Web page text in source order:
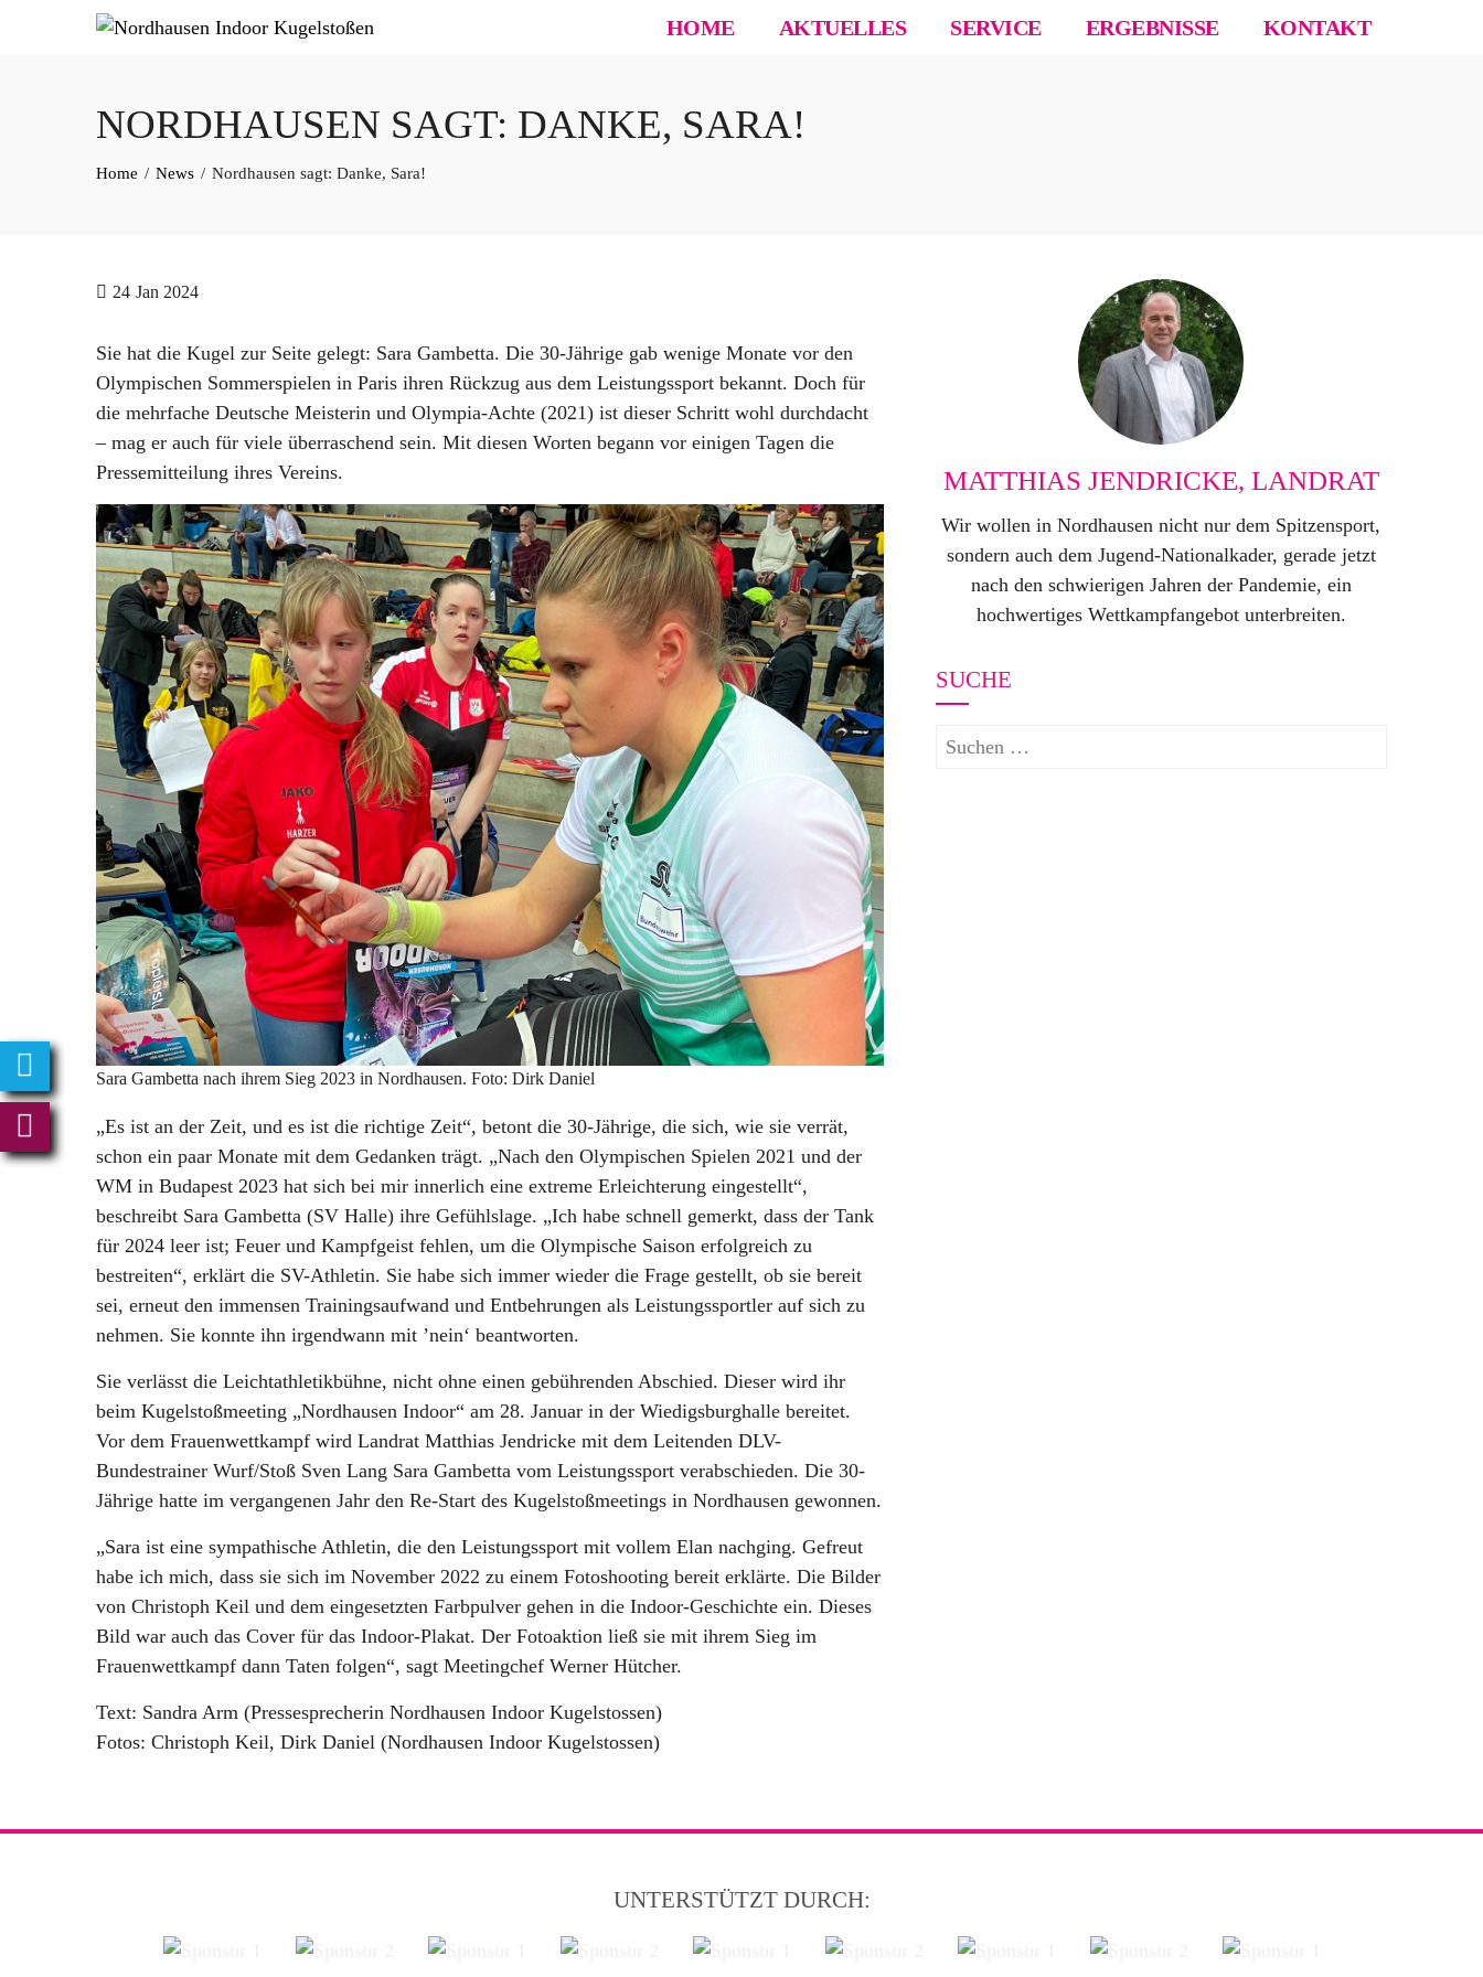
HOME AKTUELLES SERVICE ERGEBNISSE KONTAKT
NORDHAUSEN SAGT: DANKE, SARA!
Home News Nordhausen sagt: Danke, Sara!
24 Jan 2024
Sie hat die Kugel zur Seite gelegt: Sara Gambetta. Die 30-Jährige gab wenige Monate vor den
Olympischen Sommerspielen in Paris ihren Rückzug aus dem Leistungssport bekannt. Doch für
die mehrfache Deutsche Meisterin und Olympia-Achte (2021) ist dieser Schritt wohl durchdacht
– mag er auch für viele überraschend sein. Mit diesen Worten begann vor einigen Tagen die
Pressemitteilung ihres Vereins.
Sara Gambetta nach ihrem Sieg 2023 in Nordhausen. Foto: Dirk Daniel
„Es ist an der Zeit, und es ist die richtige Zeit“, betont die 30-Jährige, die sich, wie sie verrät,
schon ein paar Monate mit dem Gedanken trägt. „Nach den Olympischen Spielen 2021 und der
WM in Budapest 2023 hat sich bei mir innerlich eine extreme Erleichterung eingestellt“,
beschreibt Sara Gambetta (SV Halle) ihre Gefühlslage. „Ich habe schnell gemerkt, dass der Tank
für 2024 leer ist; Feuer und Kampfgeist fehlen, um die Olympische Saison erfolgreich zu
bestreiten“, erklärt die SV-Athletin. Sie habe sich immer wieder die Frage gestellt, ob sie bereit
sei, erneut den immensen Trainingsaufwand und Entbehrungen als Leistungssportler auf sich zu
nehmen. Sie konnte ihn irgendwann mit ’nein‘ beantworten.
Sie verlässt die Leichtathletikbühne, nicht ohne einen gebührenden Abschied. Dieser wird ihr
beim Kugelstoßmeeting „Nordhausen Indoor“ am 28. Januar in der Wiedigsburghalle bereitet.
Vor dem Frauenwettkampf wird Landrat Matthias Jendricke mit dem Leitenden DLV-
Bundestrainer Wurf/Stoß Sven Lang Sara Gambetta vom Leistungssport verabschieden. Die 30-
Jährige hatte im vergangenen Jahr den Re-Start des Kugelstoßmeetings in Nordhausen gewonnen.
„Sara ist eine sympathische Athletin, die den Leistungssport mit vollem Elan nachging. Gefreut
habe ich mich, dass sie sich im November 2022 zu einem Fotoshooting bereit erklärte. Die Bilder
von Christoph Keil und dem eingesetzten Farbpulver gehen in die Indoor-Geschichte ein. Dieses
Bild war auch das Cover für das Indoor-Plakat. Der Fotoaktion ließ sie mit ihrem Sieg im
Frauenwettkampf dann Taten folgen“, sagt Meetingchef Werner Hütcher.
Text: Sandra Arm (Pressesprecherin Nordhausen Indoor Kugelstossen)
Fotos: Christoph Keil, Dirk Daniel (Nordhausen Indoor Kugelstossen)
MATTHIAS JENDRICKE, LANDRAT
Wir wollen in Nordhausen nicht nur dem Spitzensport,
sondern auch dem Jugend-Nationalkader, gerade jetzt
nach den schwierigen Jahren der Pandemie, ein
hochwertiges Wettkampfangebot unterbreiten.
SUCHE
UNTERSTÜTZT DURCH: